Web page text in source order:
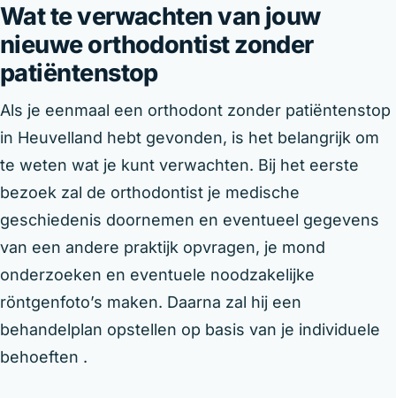
Wat te verwachten van jouw
nieuwe orthodontist zonder
patiëntenstop
Als je eenmaal een orthodont zonder patiëntenstop
in Heuvelland hebt gevonden, is het belangrijk om
te weten wat je kunt verwachten. Bij het eerste
bezoek zal de orthodontist je medische
geschiedenis doornemen en eventueel gegevens
van een andere praktijk opvragen, je mond
onderzoeken en eventuele noodzakelijke
röntgenfoto’s maken. Daarna zal hij een
behandelplan opstellen op basis van je individuele
behoeften .